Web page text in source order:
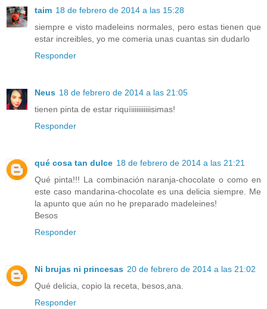
taim 18 de febrero de 2014 a las 15:28
siempre e visto madeleins normales, pero estas tienen que
estar increibles, yo me comeria unas cuantas sin dudarlo
Responder
Neus 18 de febrero de 2014 a las 21:05
tienen pinta de estar riquíiiiiiiiiiiisimas!
Responder
qué cosa tan dulce 18 de febrero de 2014 a las 21:21
Qué pinta!!! La combinación naranja-chocolate o como en
este caso mandarina-chocolate es una delicia siempre. Me
la apunto que aún no he preparado madeleines!
Besos
Responder
Ni brujas ni princesas 20 de febrero de 2014 a las 21:02
Qué delicia, copio la receta, besos,ana.
Responder